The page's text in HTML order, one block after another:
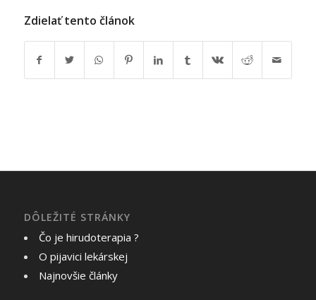
Zdielať tento článok
DÔLEŽITÉ STRÁNKY
Čo je hirudoterapia ?
O pijavici lekárskej
Najnovšie články